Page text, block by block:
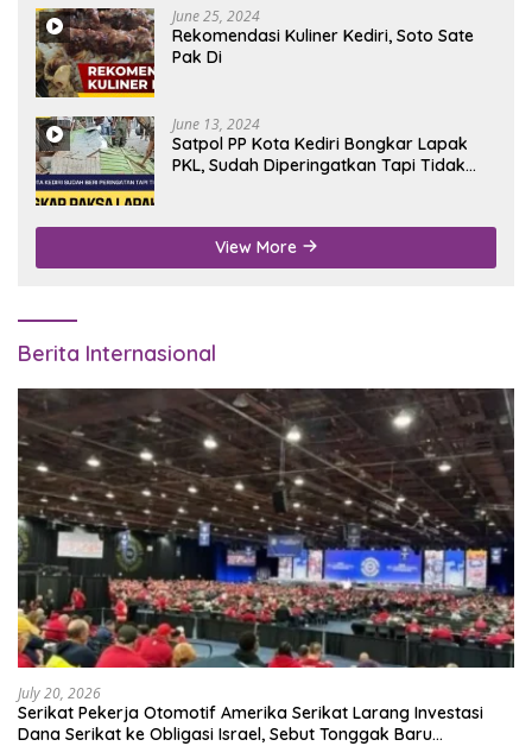
June 25, 2024
Rekomendasi Kuliner Kediri, Soto Sate
Pak Di
June 13, 2024
Satpol PP Kota Kediri Bongkar Lapak
PKL, Sudah Diperingatkan Tapi Tidak
View More
Berita Internasional
July 20, 2026
Serikat Pekerja Otomotif Amerika Serikat Larang Investasi
Dana Serikat ke Obligasi Israel, Sebut Tonggak Baru